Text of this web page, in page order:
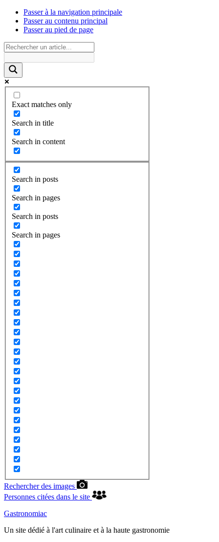
Passer à la navigation principale
Passer au contenu principal
Passer au pied de page
Exact matches only
Search in title
Search in content
Search in posts
Search in pages
Search in posts
Search in pages
Rechercher des images
Personnes citées dans le site
Gastronomiac
Un site dédié à l'art culinaire et à la haute gastronomie